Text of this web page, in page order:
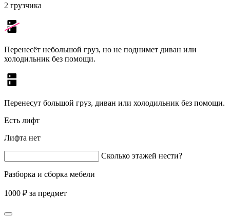
2 грузчика
Перенесёт небольшой груз, но не поднимет диван или
холодильник без помощи.
Перенесут большой груз, диван или холодильник без помощи.
Есть лифт
Лифта нет
Сколько этажей нести?
Разборка и сборка мебели
1000 ₽ за предмет